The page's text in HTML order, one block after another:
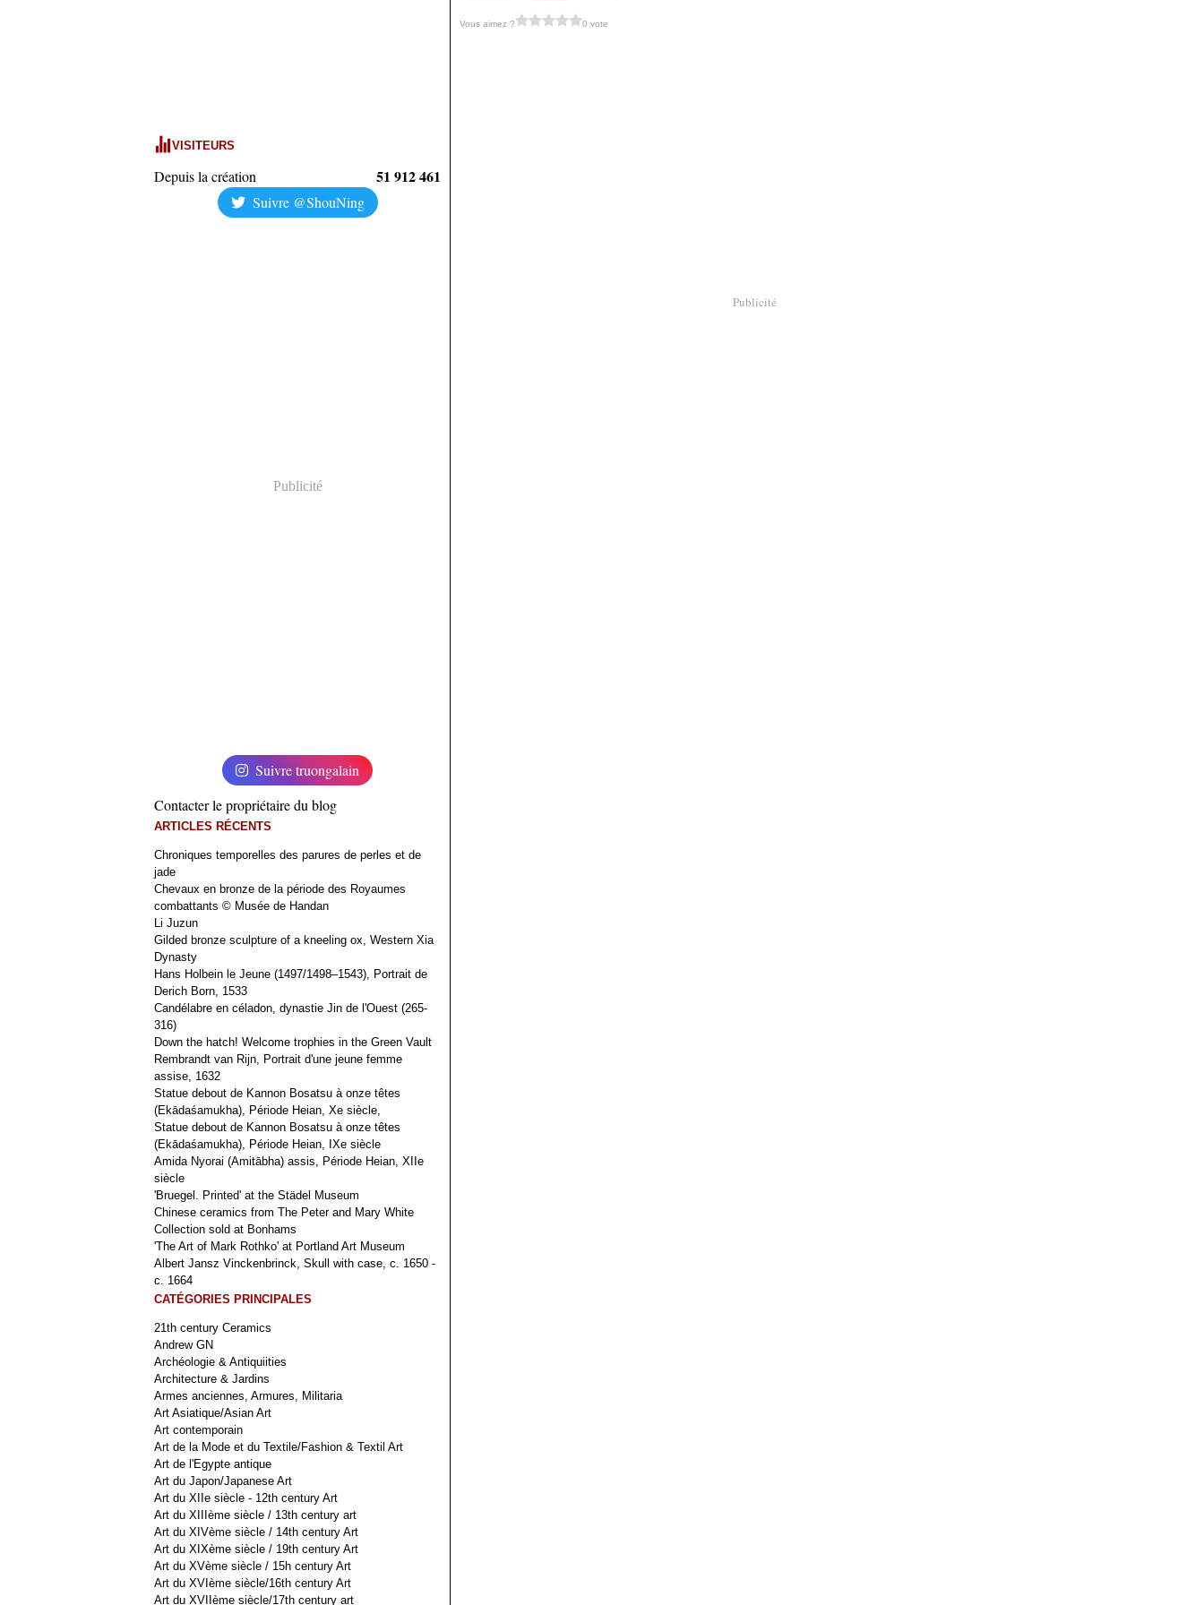
VISITEURS
Depuis la création 51 912 461
Suivre @ShouNing
Publicité
Suivre truongalain
Contacter le propriétaire du blog
ARTICLES RÉCENTS
Chroniques temporelles des parures de perles et de
jade
Chevaux en bronze de la période des Royaumes
combattants © Musée de Handan
Li Juzun
Gilded bronze sculpture of a kneeling ox, Western Xia
Dynasty
Hans Holbein le Jeune (1497/1498–1543), Portrait de
Derich Born, 1533
Candélabre en céladon, dynastie Jin de l'Ouest (265-
316)
Down the hatch! Welcome trophies in the Green Vault
Rembrandt van Rijn, Portrait d'une jeune femme
assise, 1632
Statue debout de Kannon Bosatsu à onze têtes
(Ekādaśamukha), Période Heian, Xe siècle,
Statue debout de Kannon Bosatsu à onze têtes
(Ekādaśamukha), Période Heian, IXe siècle
Amida Nyorai (Amitābha) assis, Période Heian, XIIe
siècle
'Bruegel. Printed' at the Städel Museum
Chinese ceramics from The Peter and Mary White
Collection sold at Bonhams
'The Art of Mark Rothko' at Portland Art Museum
Albert Jansz Vinckenbrinck, Skull with case, c. 1650 -
c. 1664
CATÉGORIES PRINCIPALES
21th century Ceramics
Andrew GN
Archéologie & Antiquiities
Architecture & Jardins
Armes anciennes, Armures, Militaria
Art Asiatique/Asian Art
Art contemporain
Art de la Mode et du Textile/Fashion & Textil Art
Art de l'Egypte antique
Art du Japon/Japanese Art
Art du XIIe siècle - 12th century Art
Art du XIIIème siècle / 13th century art
Art du XIVème siècle / 14th century Art
Art du XIXème siècle / 19th century Art
Art du XVème siècle / 15h century Art
Art du XVIème siècle/16th century Art
Art du XVIIème siècle/17th century art
Vous aimez ? 0 vote
Publicité